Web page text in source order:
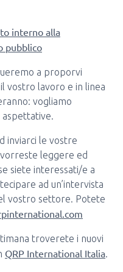
interno alla
pubblico
a proporvi
vostro lavoro e in linea
vogliamo
inviarci le vostre
leggere ed
siete interessati/e a
ad un’intervista
vostro settore. Potete
troverete i nuovi
QRP International Italia.